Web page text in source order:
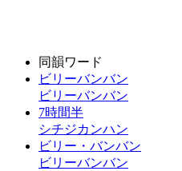
同韻ワード
ビリーバンバン
ビリーバンバン
7時間半
シチジカンハン
ビリー・バンバン
ビリーバンバン